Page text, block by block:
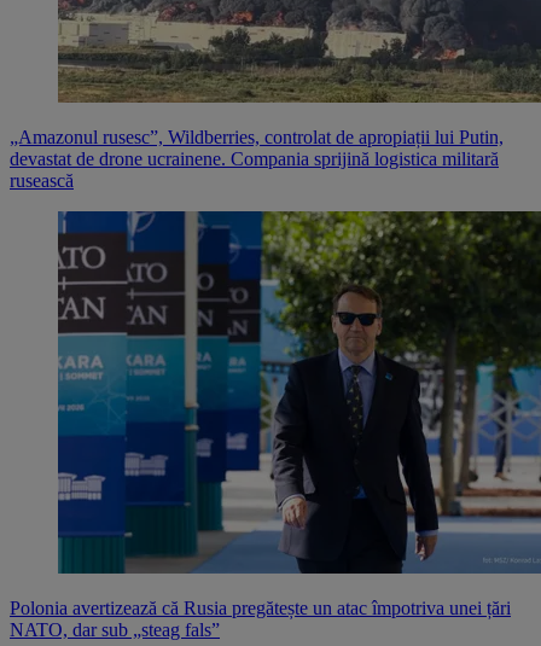
„Amazonul rusesc”, Wildberries, controlat de apropiații lui Putin,
devastat de drone ucrainene. Compania sprijină logistica militară
rusească
Polonia avertizează că Rusia pregătește un atac împotriva unei țări
NATO, dar sub „steag fals”